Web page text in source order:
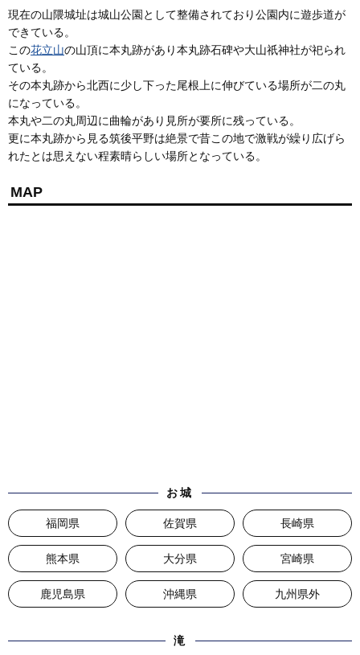
現在の山隈城址は城山公園として整備されており公園内に遊歩道が
できている。
この花立山の山頂に本丸跡があり本丸跡石碑や大山祇神社が祀られ
ている。
その本丸跡から北西に少し下った尾根上に伸びている場所が二の丸
になっている。
本丸や二の丸周辺に曲輪があり見所が要所に残っている。
更に本丸跡から見る筑後平野は絶景で昔この地で激戦が繰り広げら
れたとは思えない程素晴らしい場所となっている。
MAP
お城
福岡県 佐賀県 長崎県
熊本県 大分県 宮崎県
鹿児島県 沖縄県 九州県外
滝